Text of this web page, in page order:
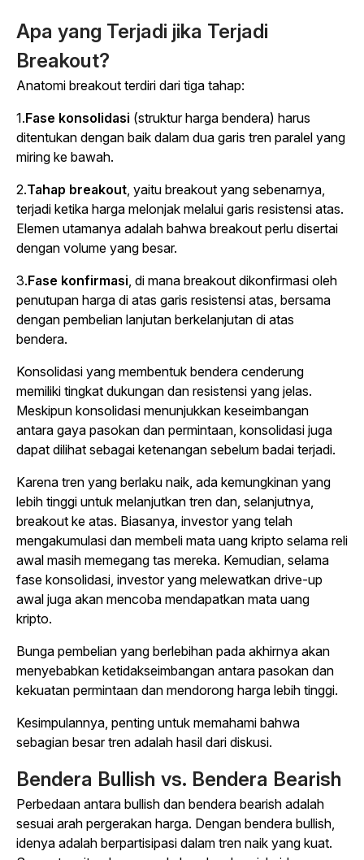
Apa yang Terjadi jika Terjadi
Breakout?
Anatomi breakout terdiri dari tiga tahap:
1.Fase konsolidasi (struktur harga bendera) harus
ditentukan dengan baik dalam dua garis tren paralel yang
miring ke bawah.
2.Tahap breakout, yaitu breakout yang sebenarnya,
terjadi ketika harga melonjak melalui garis resistensi atas.
Elemen utamanya adalah bahwa breakout perlu disertai
dengan volume yang besar.
3.Fase konfirmasi, di mana breakout dikonfirmasi oleh
penutupan harga di atas garis resistensi atas, bersama
dengan pembelian lanjutan berkelanjutan di atas
bendera.
Konsolidasi yang membentuk bendera cenderung
memiliki tingkat dukungan dan resistensi yang jelas.
Meskipun konsolidasi menunjukkan keseimbangan
antara gaya pasokan dan permintaan, konsolidasi juga
dapat dilihat sebagai ketenangan sebelum badai terjadi.
Karena tren yang berlaku naik, ada kemungkinan yang
lebih tinggi untuk melanjutkan tren dan, selanjutnya,
breakout ke atas. Biasanya, investor yang telah
mengakumulasi dan membeli mata uang kripto selama reli
awal masih memegang tas mereka. Kemudian, selama
fase konsolidasi, investor yang melewatkan drive-up
awal juga akan mencoba mendapatkan mata uang
kripto.
Bunga pembelian yang berlebihan pada akhirnya akan
menyebabkan ketidakseimbangan antara pasokan dan
kekuatan permintaan dan mendorong harga lebih tinggi.
Kesimpulannya, penting untuk memahami bahwa
sebagian besar tren adalah hasil dari diskusi.
Bendera Bullish vs. Bendera Bearish
Perbedaan antara bullish dan bendera bearish adalah
sesuai arah pergerakan harga. Dengan bendera bullish,
idenya adalah berpartisipasi dalam tren naik yang kuat.